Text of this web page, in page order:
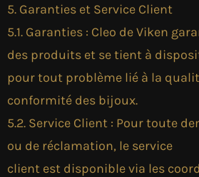
5. Garanties et Service Client
5.1. Garanties : Cleo de Viken
des produits et se tient à
pour tout problème lié à la
conformité des bijoux.
5.2. Service Client : Pour toute
ou de réclamation, le service
client est disponible via les